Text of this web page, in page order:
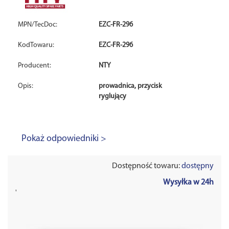
MPN/TecDoc: EZC-FR-296
KodTowaru: EZC-FR-296
Producent: NTY
Opis:
prowadnica, przycisk
ryglujący
Pokaż odpowiedniki >
Dostępność towaru:dostępny
Wysyłka w 24h
'